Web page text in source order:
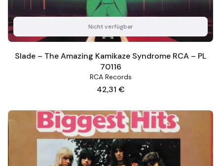
Nicht verfügbar
Slade – The Amazing Kamikaze Syndrome RCA – PL
70116
RCA Records
Preis
42,31 €